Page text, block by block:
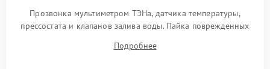
Прозвонка мультиметром ТЭНа, датчика температуры,
прессостата и клапанов залива воды. Пайка поврежденных
Восстановление целостности проводки и контактов.
Подробнее